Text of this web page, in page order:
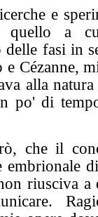
e
quello a
fasi in
Cézanne,
alla
po' di
che il
embrionale
riusciva a